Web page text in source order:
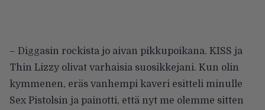
– Diggasin rockista jo aivan pikkupoikana. KISS ja
Thin Lizzy olivat varhaisia suosikkejani. Kun olin
kymmenen, eräs vanhempi kaveri esitteli minulle
Sex Pistolsin ja painotti, että nyt me olemme sitten